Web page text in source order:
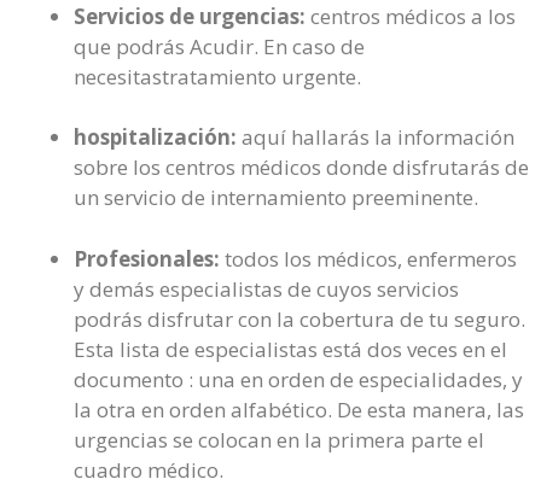
Servicios de urgencias: centros médicos a los
que podrás Acudir. En caso de
necesitastratamiento urgente.
hospitalización: aquí hallarás la información
sobre los centros médicos donde disfrutarás de
un servicio de internamiento preeminente.
Profesionales: todos los médicos, enfermeros
y demás especialistas de cuyos servicios
podrás disfrutar con la cobertura de tu seguro.
Esta lista de especialistas está dos veces en el
documento : una en orden de especialidades, y
la otra en orden alfabético. De esta manera, las
urgencias se colocan en la primera parte el
cuadro médico.